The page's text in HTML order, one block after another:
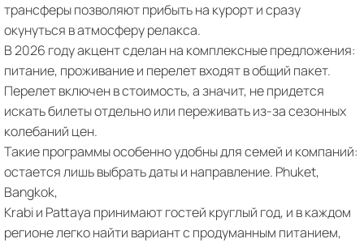
трансферы позволяют прибыть на курорт и сразу
окунуться в атмосферу релакса.
В 2026 году акцент сделан на комплексные предложения:
питание, проживание и перелет входят в общий пакет.
Перелет включен в стоимость, а значит, не придется
искать билеты отдельно или переживать из-за сезонных
колебаний цен.
Такие программы особенно удобны для семей и компаний:
остается лишь выбрать даты и направление. Phuket,
Bangkok,
Krabi и Pattaya принимают гостей круглый год, и в каждом
регионе легко найти вариант с продуманным питанием,